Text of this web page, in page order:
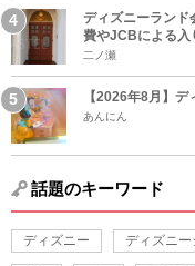
ディズニーランド
費やJCBによる入
二ノ瀬
【2026年8月】
あんにん
話題のキーワード
ディズニー ディズニー